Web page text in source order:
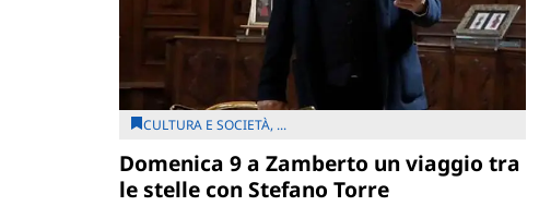
CULTURA E SOCIETÀ, ...
Domenica 9 a Zamberto un viaggio tra
le stelle con Stefano Torre